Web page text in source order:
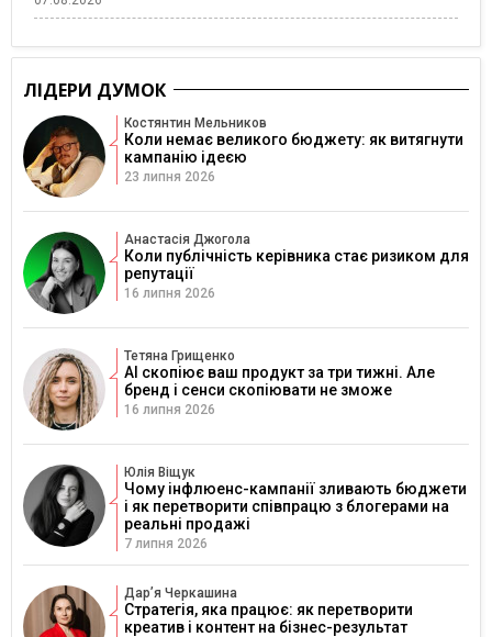
ЛІДЕРИ ДУМОК
Костянтин Мельников
Коли немає великого бюджету: як витягнути
кампанію ідеєю
23 липня 2026
Анастасія Джогола
Коли публічність керівника стає ризиком для
репутації
16 липня 2026
Тетяна Грищенко
AI скопіює ваш продукт за три тижні. Але
бренд і сенси скопіювати не зможе
16 липня 2026
Юлія Віщук
Чому інфлюенс-кампанії зливають бюджети
і як перетворити співпрацю з блогерами на
реальні продажі
7 липня 2026
Дарʼя Черкашина
Стратегія, яка працює: як перетворити
креатив і контент на бізнес-результат